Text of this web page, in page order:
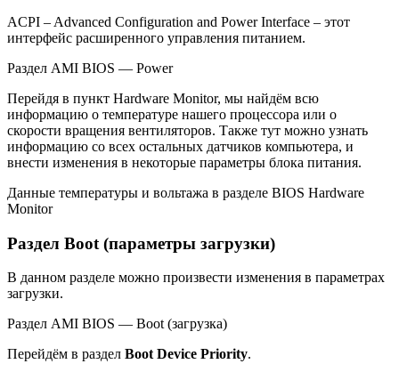
ACPI – Advanced Configuration and Power Interface – этот
интерфейс расширенного управления питанием.
Раздел AMI BIOS — Power
Перейдя в пункт Hardware Monitor, мы найдём всю
информацию о температуре нашего процессора или о
скорости вращения вентиляторов. Также тут можно узнать
информацию со всех остальных датчиков компьютера, и
внести изменения в некоторые параметры блока питания.
Данные температуры и вольтажа в разделе BIOS Hardware
Monitor
Раздел Boot (параметры загрузки)
В данном разделе можно произвести изменения в параметрах
загрузки.
Раздел AMI BIOS — Boot (загрузка)
Перейдём в раздел Boot Device Priority.